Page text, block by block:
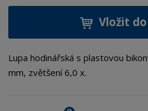
Vložit
Lupa hodinářská s plastovou
mm, zvětšení 6,0 x.